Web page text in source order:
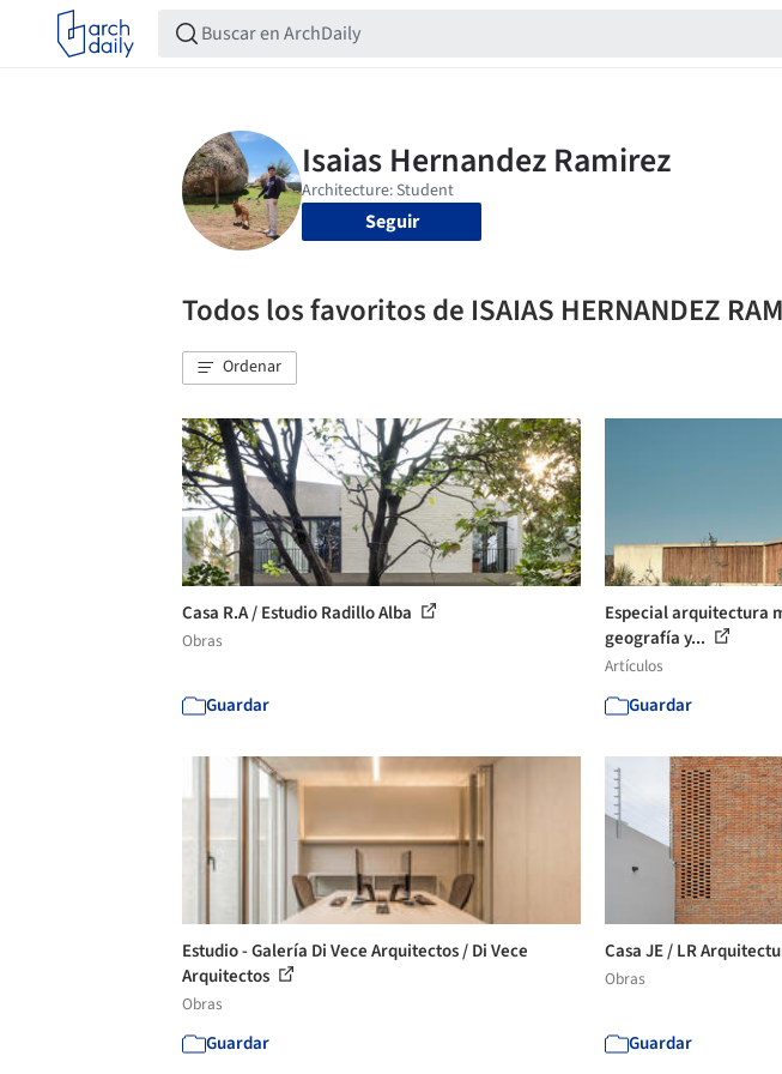
Seguir
Todos los favoritos de ISAIAS HERNANDEZ
Ordenar
Casa R.A / Estudio Radillo Alba
Obras
Guardar
Especial arquitectura
geografía y...
Artículos
Guardar
Estudio - Galería Di Vece Arquitectos / Di Vece
Arquitectos
Obras
Guardar
Casa JE / LR
Obras
Guardar